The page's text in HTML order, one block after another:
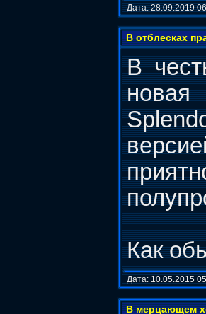
Дата: 28.09.2019
В отблесках
В
Как
Дата: 10.05.2015
В мерцающем